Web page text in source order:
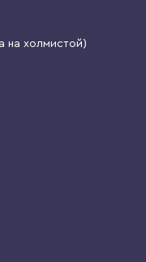
на холмистой)